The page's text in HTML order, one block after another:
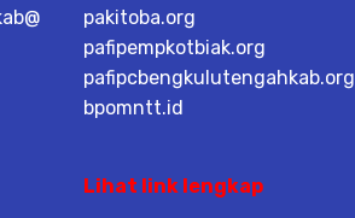
pakitoba.org
pafipempkotbiak.org
pafipcbengkulutengahkab.org
bpomntt.id
Lihat link lengkap